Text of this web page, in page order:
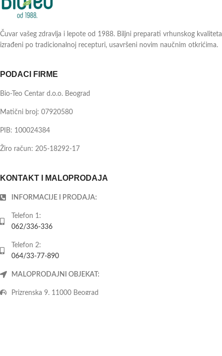
Čuvar vašeg zdravlja i lepote od 1988. Biljni preparati vrhunskog kvaliteta
izrađeni po tradicionalnoj recepturi, usavršeni novim naučnim otkrićima.
PODACI FIRME
Bio-Teo Centar d.o.o. Beograd
Matični broj: 07920580
PIB: 100024384
Žiro račun: 205-18292-17
KONTAKT I MALOPRODAJA
INFORMACIJE I PRODAJA:
Telefon 1:
062/336-336
Telefon 2:
064/33-77-890
MALOPRODAJNI OBJEKAT:
Prizrenska 9, 11000 Beograd